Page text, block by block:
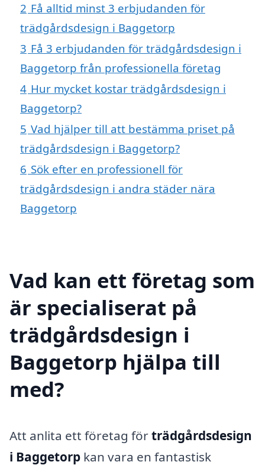
2 Få alltid minst 3 erbjudanden för
trädgårdsdesign i Baggetorp
3 Få 3 erbjudanden för trädgårdsdesign i
Baggetorp från professionella företag
4 Hur mycket kostar trädgårdsdesign i
Baggetorp?
5 Vad hjälper till att bestämma priset på
trädgårdsdesign i Baggetorp?
6 Sök efter en professionell för
trädgårdsdesign i andra städer nära
Baggetorp
Vad kan ett företag som
är specialiserat på
trädgårdsdesign i
Baggetorp hjälpa till
med?
Att anlita ett företag förträdgårdsdesign
i Baggetorp kan vara en fantastisk